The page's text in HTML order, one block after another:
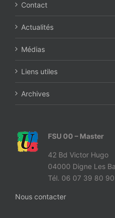
Contact
Actualités
Médias
Liens utiles
Archives
FSU 00 – Master
42 Bd Victor Hugo
04000 Digne Les
Tél. 06 07 39 80 90
Nous contacter